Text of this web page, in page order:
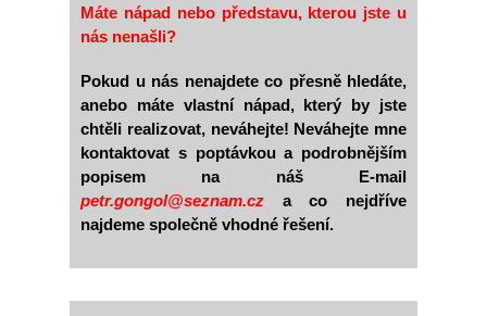
Máte nápad nebo představu, kterou jste u
nás nenašli?
Pokud u nás nenajdete co přesně hledáte,
anebo máte vlastní nápad, který by jste
chtěli realizovat, neváhejte! Neváhejte mne
kontaktovat s poptávkou a podrobnějším
popisem na náš E-mail
petr.gongol@seznam.cz a co nejdříve
najdeme společně vhodné řešení.